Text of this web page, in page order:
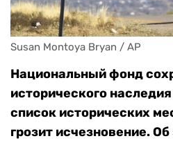
Susan Montoya Bryan / AP
Национальный фонд
исторического
список исторических
грозит исчезновение.